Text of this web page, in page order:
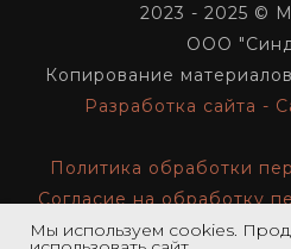
Мы используем cookies.
2023 - 2025 ©
ООО
Копирование
Разработка сайта -
Политика обработки
Согласие на обработку
Реквизиты